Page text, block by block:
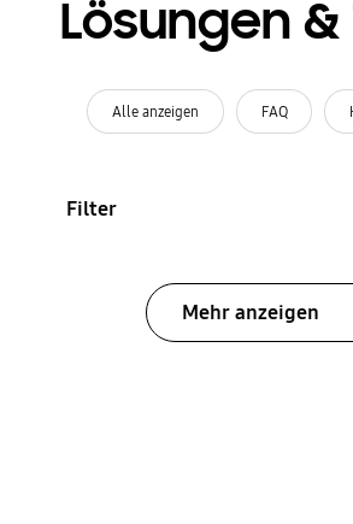
Lösungen
Alle anzeigen FAQ
Filter
Mehr anzeigen